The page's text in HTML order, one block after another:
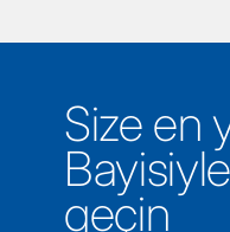
Size en
geçin